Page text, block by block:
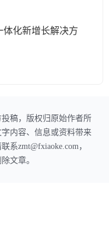
化新增长解决方
稿，版权归原始作者所
内容、信息或资料带来
系zmt@fxiaoke.com，
文章。